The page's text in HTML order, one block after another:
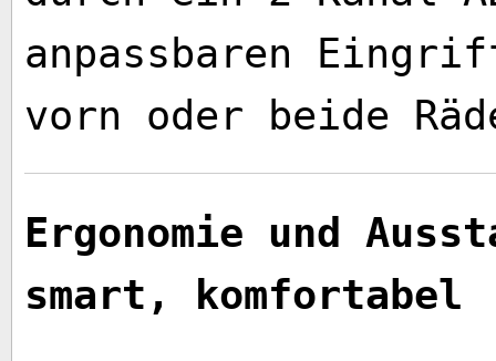
anpassbaren
vorn oder beide
Ergonomie und
smart, komfortabel